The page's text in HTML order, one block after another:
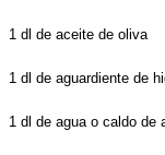
1 dl de aceite de oliva
1 dl de aguardiente de
1 dl de agua o caldo de